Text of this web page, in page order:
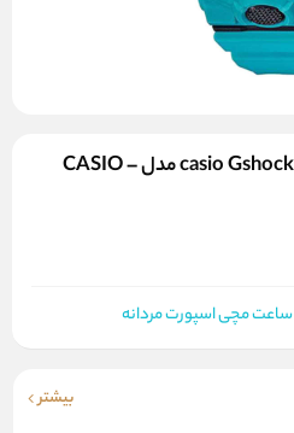
ساعت مچی کاسیو جی شاک casio Gshock مدل CASIO –
ساعت مچی اسپورت مردانه
بیشتر